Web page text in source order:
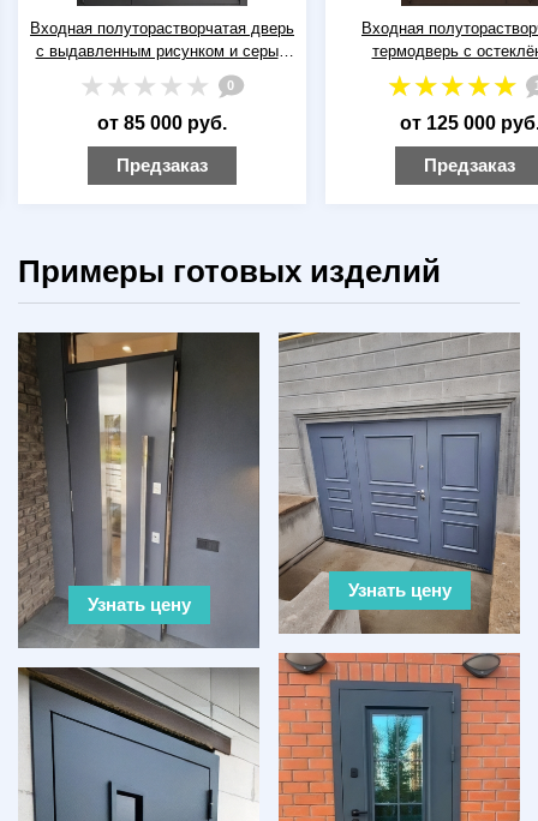
Входная полуторастворчатая
термодверь с остеклённой
фрамугой, металлофилёнкой и
полимерной покраской коричневого
цвета
1
от 125 000 руб.
Предзаказ
Входная термодверь с
стеклом, лазерной
металлобагетом и
покраской
от 70 000 руб.
Предзаказ
Примеры готовых изделий
Узнать цену
Узнать цену